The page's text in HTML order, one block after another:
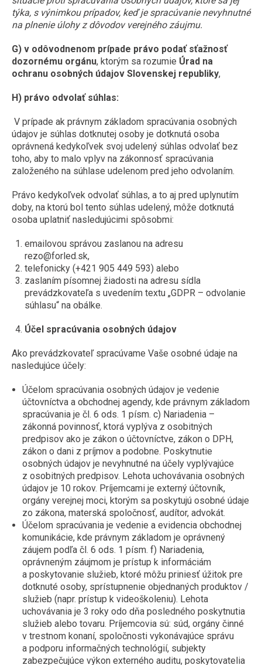
týka, s výnimkou prípadov, keď je spracúvanie nevyhnutné
na plnenie úlohy z dôvodov verejného záujmu.
G) v odôvodnenom prípade právo podať sťažnosť
dozornému orgánu, ktorým sa rozumie Úrad na
ochranu osobných údajov Slovenskej republiky,
H) právo odvolať súhlas:
V prípade ak právnym základom spracúvania osobných
údajov je súhlas dotknutej osoby je dotknutá osoba
oprávnená kedykoľvek svoj udelený súhlas odvolať bez
toho, aby to malo vplyv na zákonnosť spracúvania
založeného na súhlase udelenom pred jeho odvolaním.
Právo kedykoľvek odvolať súhlas, a to aj pred uplynutím
doby, na ktorú bol tento súhlas udelený, môže dotknutá
osoba uplatniť nasledujúcimi spôsobmi:
emailovou správou zaslanou na adresu
rezo@forled.sk,
telefonicky (+421 905 449 593) alebo
zaslaním písomnej žiadosti na adresu sídla
prevádzkovateľa s uvedením textu „GDPR – odvolanie
súhlasu“ na obálke.
Účel spracúvania osobných údajov
Ako prevádzkovateľ spracúvame Vaše osobné údaje na
nasledujúce účely:
Účelom spracúvania osobných údajov je vedenie
účtovníctva a obchodnej agendy, kde právnym základom
spracúvania je čl. 6 ods. 1 písm. c) Nariadenia –
zákonná povinnosť, ktorá vyplýva z osobitných
predpisov ako je zákon o účtovníctve, zákon o DPH,
zákon o dani z príjmov a podobne. Poskytnutie
osobných údajov je nevyhnutné na účely vyplývajúce
z osobitných predpisov. Lehota uchovávania osobných
údajov je 10 rokov. Príjemcami je externý účtovník,
orgány verejnej moci, ktorým sa poskytujú osobné údaje
zo zákona, materská spoločnosť, audítor, advokát.
Účelom spracúvania je vedenie a evidencia obchodnej
komunikácie, kde právnym základom je oprávnený
záujem podľa čl. 6 ods. 1 písm. f) Nariadenia,
oprávneným záujmom je prístup k informáciám
a poskytovanie služieb, ktoré môžu priniesť úžitok pre
dotknuté osoby, sprístupnenie objednaných produktov /
služieb (napr. prístup k videoškoleniu). Lehota
uchovávania je 3 roky odo dňa posledného poskytnutia
služieb alebo tovaru. Príjemcovia sú: súd, orgány činné
v trestnom konaní, spoločnosti vykonávajúce správu
a podporu informačných technológií, subjekty
zabezpečujúce výkon externého auditu, poskytovatelia